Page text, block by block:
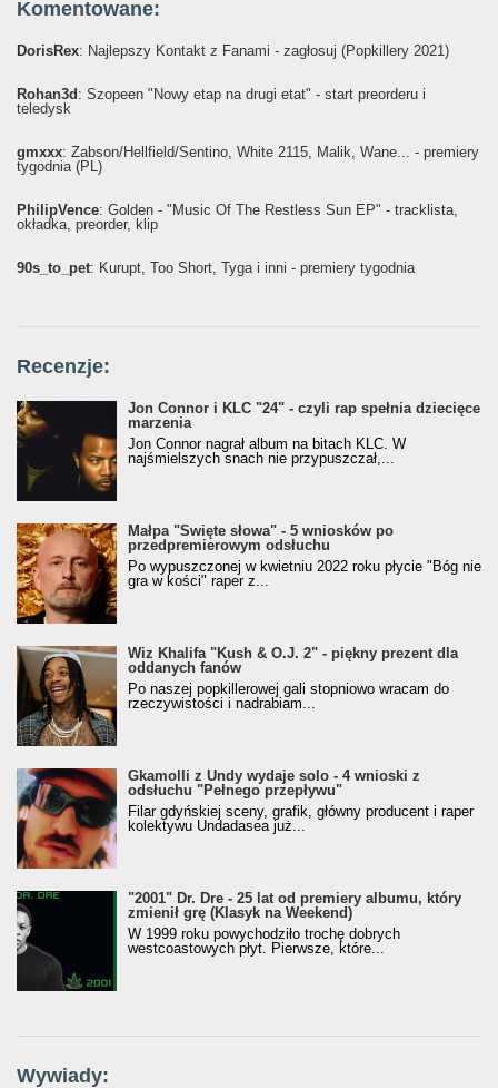
Komentowane:
DorisRex: Najlepszy Kontakt z Fanami - zagłosuj (Popkillery 2021)
Rohan3d : Szopeen "Nowy etap na drugi etat" - start preorderu i
teledysk
gmxxx: Żabson/Hellfield/Sentino, White 2115, Malik, Wane... - premiery
tygodnia (PL)
PhilipVence: Golden - "Music Of The Restless Sun EP" - tracklista,
okładka, preorder, klip
90s_to_pet: Kurupt, Too Short, Tyga i inni - premiery tygodnia
Recenzje:
Jon Connor i KLC "24" - czyli rap spełnia dziecięce
marzenia
Jon Connor nagrał album na bitach KLC. W
najśmielszych snach nie przypuszczał,...
Małpa "Święte słowa" - 5 wniosków po
przedpremierowym odsłuchu
Po wypuszczonej w kwietniu 2022 roku płycie "Bóg nie
gra w kości" raper z...
Wiz Khalifa "Kush & O.J. 2" - piękny prezent dla
oddanych fanów
Po naszej popkillerowej gali stopniowo wracam do
rzeczywistości i nadrabiam...
Gkamolli z Undy wydaje solo - 4 wnioski z
odsłuchu "Pełnego przepływu"
Filar gdyńskiej sceny, grafik, główny producent i raper
kolektywu Undadasea już...
"2001" Dr. Dre - 25 lat od premiery albumu, który
zmienił grę (Klasyk na Weekend)
W 1999 roku powychodziło trochę dobrych
westcoastowych płyt. Pierwsze, które...
Wywiady: